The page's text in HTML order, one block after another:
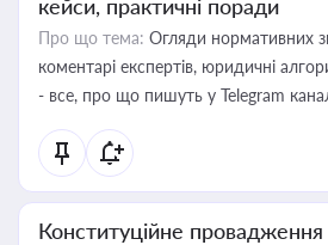
кейси, практичні поради
Про що тема: Огляди нормативних
коментарі експертів, юридичні
- все, про що пишуть у Telegram
Конституційне провадження